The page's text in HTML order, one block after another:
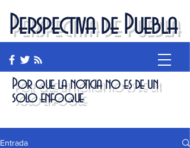
Perspectiva de Puebla
Por que la noticia no es de un
solo enfoque
Entrada